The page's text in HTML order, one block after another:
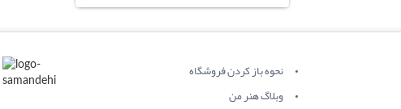
نحوه باز کردن فروشگاه
وبلاگ هنر من